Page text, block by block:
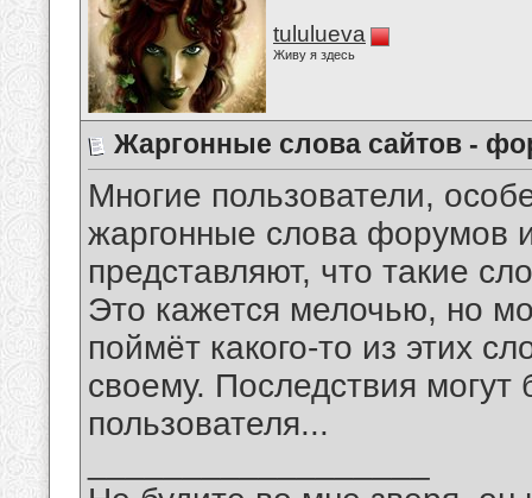
tululueva
Живу я здесь
Жаргонные слова сайтов -
Многие пользователи,
жаргонные слова форумов
представляют, что такие
Это кажется мелочью, но
поймёт какого-то из этих
своему. Последствия
пользователя...